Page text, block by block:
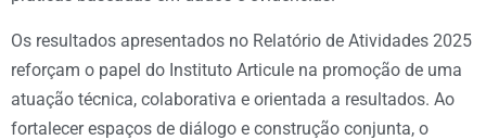
Os resultados apresentados no Relatório de Atividades 2025
reforçam o papel do Instituto Articule na promoção de uma
atuação técnica, colaborativa e orientada a resultados. Ao
fortalecer espaços de diálogo e construção conjunta, o